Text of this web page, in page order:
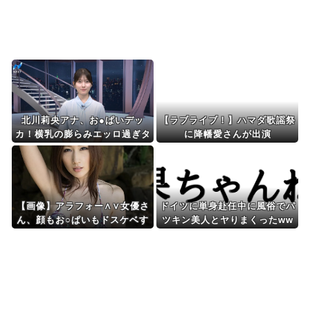
Powered by livedoor 相互RSS
北川莉央アナ、お●ぱいデッ
カ！横乳の膨らみエッロ過ぎタ
マランち
【ラブライブ！】ハマダ歌謡祭
に降幡愛さんが出演
【画像】アラフォー∧∨女優さ
ん、顔もお○ぱいもドスケベす
ドイツに単身赴任中に風俗でパ
ツキン美人とヤりまくったww